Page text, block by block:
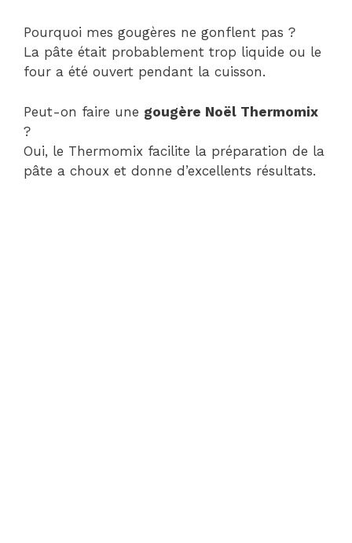
Pourquoi mes gougères ne gonflent pas ?
La pâte était probablement trop liquide ou le
four a été ouvert pendant la cuisson.
Peut-on faire une gougère Noël Thermomix
?
Oui, le Thermomix facilite la préparation de la
pâte a choux et donne d’excellents résultats.